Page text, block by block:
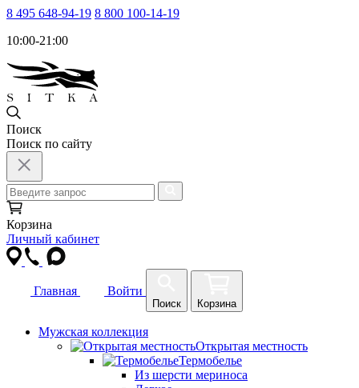
8 495 648-94-19 8 800 100-14-19
10:00-21:00
Поиск
Поиск по сайту
Корзина
Личный кабинет
Главная Войти
Поиск Корзина
Мужская коллекция
Открытая местность
Термобелье
Из шерсти мериноса